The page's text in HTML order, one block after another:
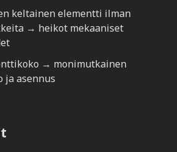
keltainen elementti ilman
→ heikot mekaaniset
→ monimutkainen
ja asennus